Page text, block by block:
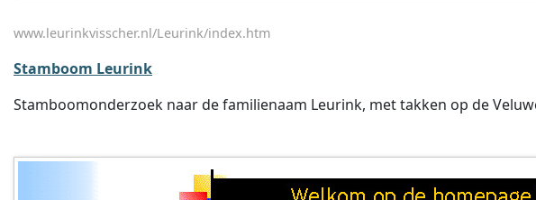
www.leurinkvisscher.nl/Leurink/index.htm
Stamboom Leurink
Stamboomonderzoek naar de familienaam Leurink, met takken op de